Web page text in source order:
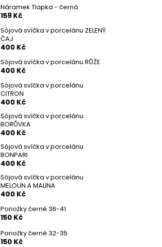
Náramek Tlapka - černá
159 Kč
Sójová svíčka v porcelánu ZELENÝ
ČAJ
400 Kč
Sójová svíčka v porcelánu RŮŽE
400 Kč
Sójová svíčka v porcelánu
CITRON
400 Kč
Sójová svíčka v porcelánu
BORŮVKA
400 Kč
Sójová svíčka v porcelánu
BONPARI
400 Kč
Sójová svíčka v porcelánu
MELOUN A MALINA
400 Kč
Ponožky černé 36-41
150 Kč
Ponožky černé 32-35
150 Kč